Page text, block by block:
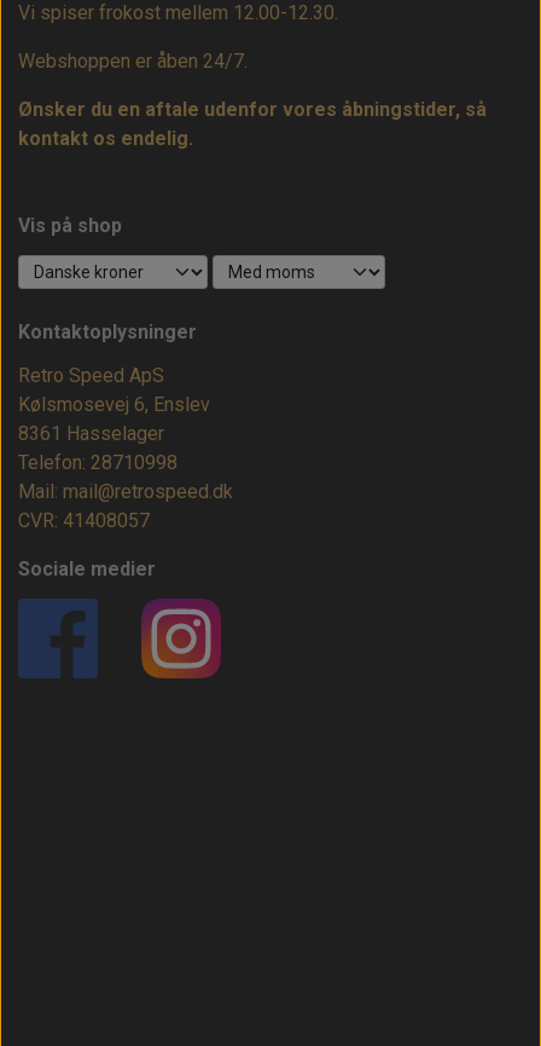
Vi spiser frokost mellem 12.00-12.30.
Webshoppen er åben 24/7.
Ønsker du en aftale udenfor vores åbningstider, så
kontakt os endelig.
Vis på shop
Kontaktoplysninger
Retro Speed ApS
Kølsmosevej 6, Enslev
8361 Hasselager
Telefon: 28710998
Mail: mail@retrospeed.dk
CVR: 41408057
Sociale medier